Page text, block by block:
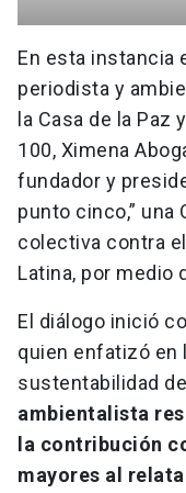
En esta instancia
periodista y
la Casa de la Paz
100, Ximena
fundador y
punto cinco,” una
colectiva contra
Latina, por medio
El diálogo inició
quien enfatizó en
sustentabilidad
ambientalista
la contribución
mayores al